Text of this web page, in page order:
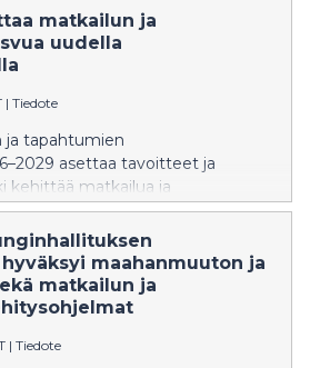
Finlandia-talon, Alvar Aallon
sekä
päätoimitalon
ja arkkitehtuurikaupunkina.
matkailun ja
uudella
| Tiedote
ja tapahtumien
asettaa tavoitteet ja
kehittää matkailua ja
vuodet. Tavoitteena on
ja tapahtumien ympärivuotista
kansainvälistä
teemoilla sekä
on kasvua tukeva
maahanmuuton ja
matkailun ja
| Tiedote